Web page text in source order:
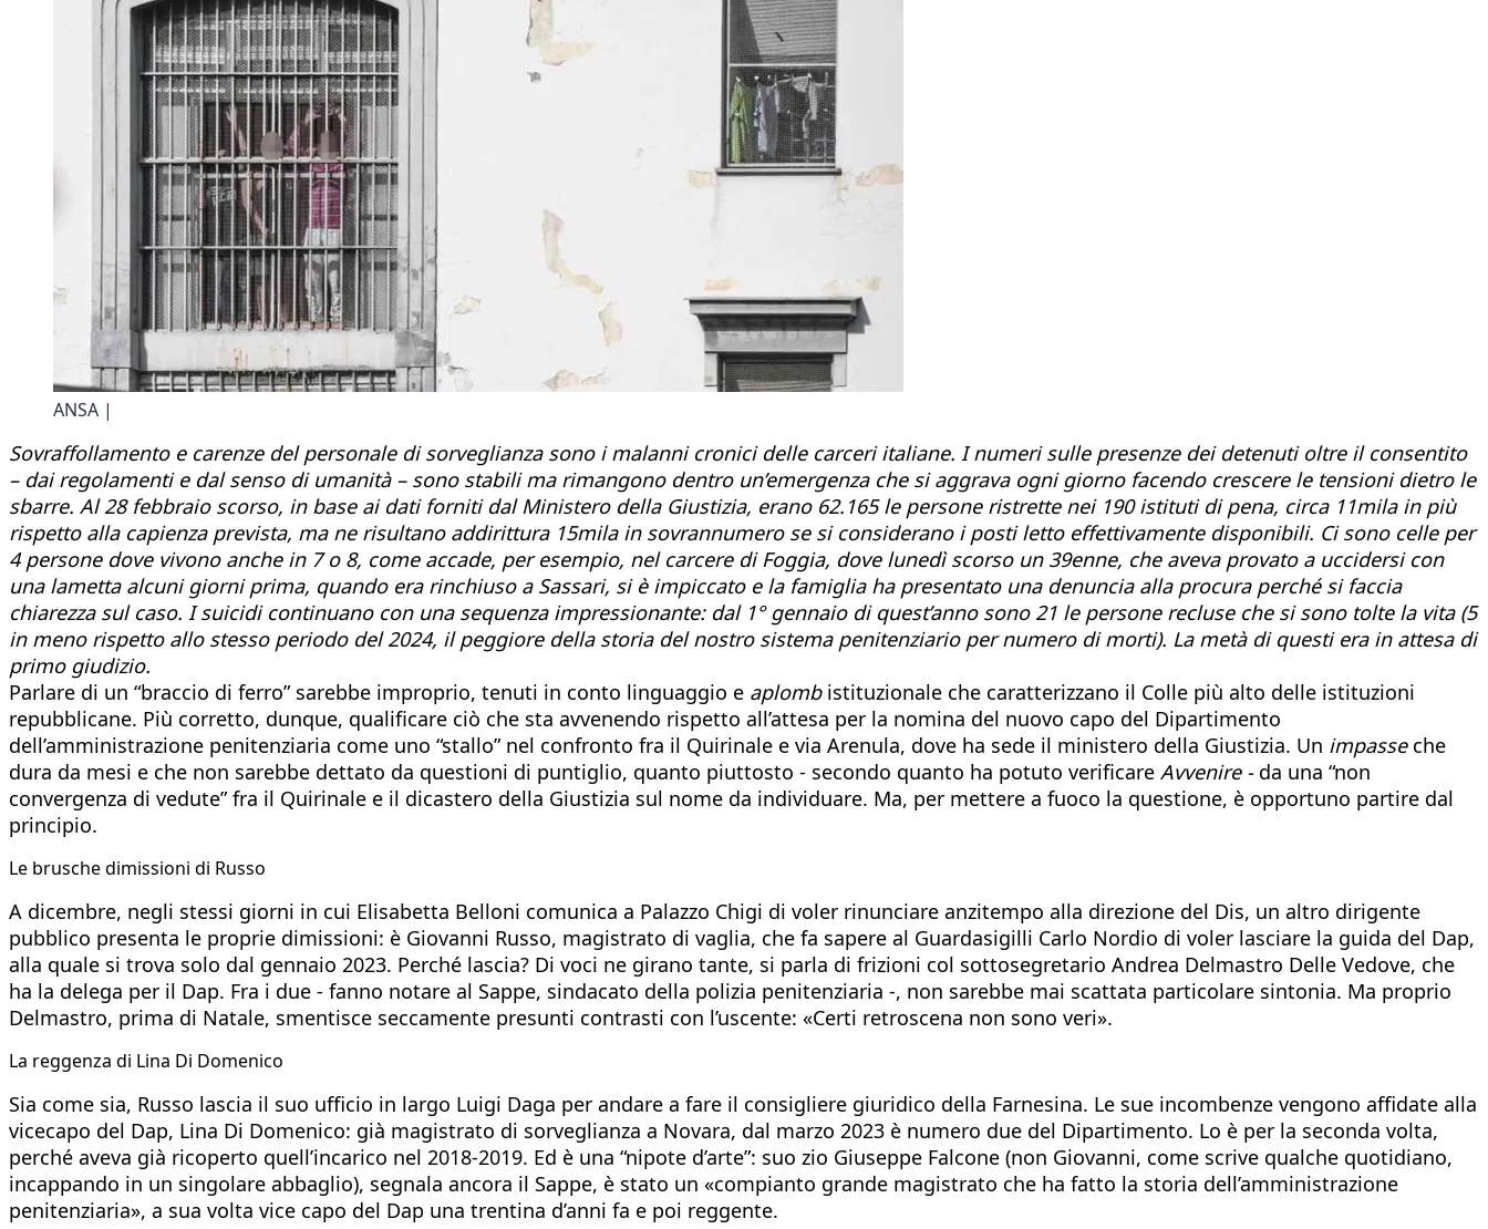
ANSA |
Sovraffollamento e carenze del personale di sorveglianza sono i malanni cronici delle carceri italiane. I numeri sulle presenze dei detenuti oltre il consentito
– dai regolamenti e dal senso di umanità – sono stabili ma rimangono dentro un’emergenza che si aggrava ogni giorno facendo crescere le tensioni dietro le
sbarre. Al 28 febbraio scorso, in base ai dati forniti dal Ministero della Giustizia, erano 62.165 le persone ristrette nei 190 istituti di pena, circa 11mila in più
rispetto alla capienza prevista, ma ne risultano addirittura 15mila in sovrannumero se si considerano i posti letto effettivamente disponibili. Ci sono celle per
4 persone dove vivono anche in 7 o 8, come accade, per esempio, nel carcere di Foggia, dove lunedì scorso un 39enne, che aveva provato a uccidersi con
una lametta alcuni giorni prima, quando era rinchiuso a Sassari, si è impiccato e la famiglia ha presentato una denuncia alla procura perché si faccia
chiarezza sul caso. I suicidi continuano con una sequenza impressionante: dal 1° gennaio di quest’anno sono 21 le persone recluse che si sono tolte la vita (5
in meno rispetto allo stesso periodo del 2024, il peggiore della storia del nostro sistema penitenziario per numero di morti). La metà di questi era in attesa di
primo giudizio.
Parlare di un “braccio di ferro” sarebbe improprio, tenuti in conto linguaggio e aplombistituzionale che caratterizzano il Colle più alto delle istituzioni
repubblicane. Più corretto, dunque, qualificare ciò che sta avvenendo rispetto all’attesa per la nomina del nuovo capo del Dipartimento
dell’amministrazione penitenziaria come uno “stallo” nel confronto fra il Quirinale e via Arenula, dove ha sede il ministero della Giustizia. Un impasseche
dura da mesi e che non sarebbe dettato da questioni di puntiglio, quanto piuttosto - secondo quanto ha potuto verificare Avvenire -da una “non
convergenza di vedute” fra il Quirinale e il dicastero della Giustizia sul nome da individuare. Ma, per mettere a fuoco la questione, è opportuno partire dal
principio.
Le brusche dimissioni di Russo
A dicembre, negli stessi giorni in cui Elisabetta Belloni comunica a Palazzo Chigi di voler rinunciare anzitempo alla direzione del Dis, un altro dirigente
pubblico presenta le proprie dimissioni: è Giovanni Russo, magistrato di vaglia, che fa sapere al Guardasigilli Carlo Nordio di voler lasciare la guida del Dap,
alla quale si trova solo dal gennaio 2023. Perché lascia? Di voci ne girano tante, si parla di frizioni col sottosegretario Andrea Delmastro Delle Vedove, che
ha la delega per il Dap. Fra i due - fanno notare al Sappe, sindacato della polizia penitenziaria -, non sarebbe mai scattata particolare sintonia. Ma proprio
Delmastro, prima di Natale, smentisce seccamente presunti contrasti con l’uscente: «Certi retroscena non sono veri».
La reggenza di Lina Di Domenico
Sia come sia, Russo lascia il suo ufficio in largo Luigi Daga per andare a fare il consigliere giuridico della Farnesina. Le sue incombenze vengono affidate alla
vicecapo del Dap, Lina Di Domenico: già magistrato di sorveglianza a Novara, dal marzo 2023 è numero due del Dipartimento. Lo è per la seconda volta,
perché aveva già ricoperto quell’incarico nel 2018-2019. Ed è una “nipote d’arte”: suo zio Giuseppe Falcone (non Giovanni, come scrive qualche quotidiano,
incappando in un singolare abbaglio), segnala ancora il Sappe, è stato un «compianto grande magistrato che ha fatto la storia dell’amministrazione
penitenziaria», a sua volta vice capo del Dap una trentina d’anni fa e poi reggente.